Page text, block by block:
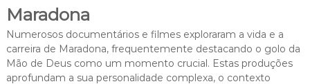
Maradona
Numerosos documentários e filmes exploraram a vida e a
carreira de Maradona, frequentemente destacando o golo da
Mão de Deus como um momento crucial. Estas produções
aprofundam a sua personalidade complexa, o contexto